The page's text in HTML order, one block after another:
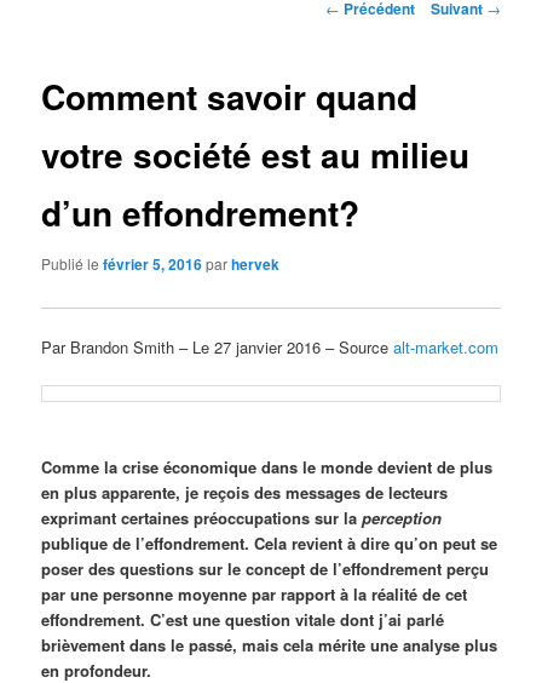
Navigation
← Précédent Suivant →
Comment savoir quand
votre société est au milieu
d’un effondrement?
Publié lefévrier 5, 2016parhervek
Par Brandon Smith – Le 27 janvier 2016 – Sourcealt-market.com
Comme la crise économique dans le monde devient de plus
en plus apparente, je reçois des messages de lecteurs
exprimant certaines préoccupations sur laperception
publique de l’effondrement. Cela revient à dire qu’on peut se
poser des questions sur le concept de l’effondrement perçu
par une personne moyenne par rapport à la réalité de cet
effondrement. C’est une question vitale dont j’ai parlé
brièvement dans le passé, mais cela mérite une analyse plus
en profondeur.